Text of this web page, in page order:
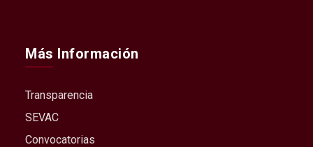
Más Información
Transparencia
SEVAC
Convocatorias